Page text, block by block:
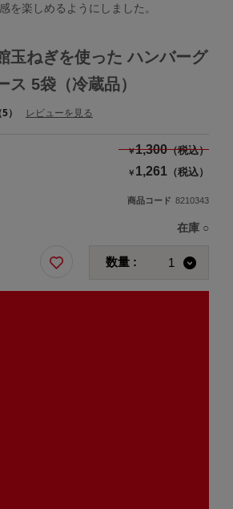
を楽しめるようにしました。
玉ねぎを使った ハンバーグ
ス 5袋（冷蔵品）
） レビューを見る
￥1,300（税込）
￥ 1,261 （税込）
商品コード 8210343
在庫 ○
数量 :